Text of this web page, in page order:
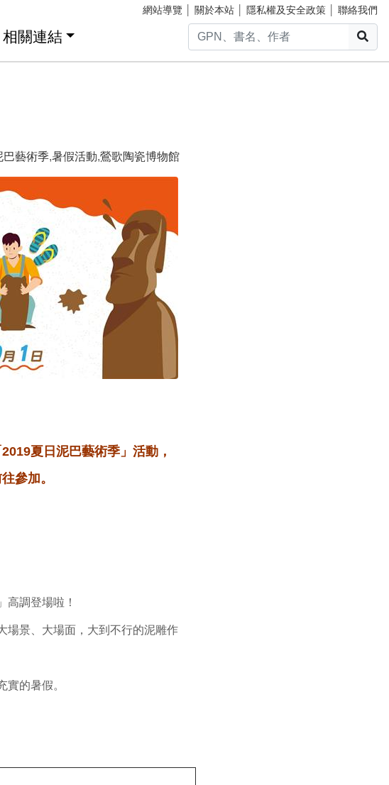
網站導覽 關於本站 隱私權及安全政策 聯絡我們
相關連結
巴藝術季,暑假活動,鶯歌陶瓷博物館
夏日泥巴藝術季」活動，
參加。
高調登場啦！
場景、大場面，大到不行的泥雕作
的暑假。